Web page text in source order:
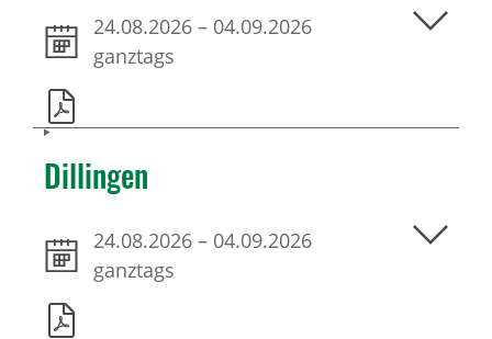
24.08.2026 – 04.09.2026
ganztags
Dillingen
24.08.2026 – 04.09.2026
ganztags